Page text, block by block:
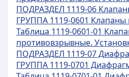
ПОДРАЗДЕЛ 1119-06
ГРУППА 1119-0601
Таблица 1119-0601-01
противовзрывные.
ПОДРАЗДЕЛ 1119-07
ГРУППА 1119-0701